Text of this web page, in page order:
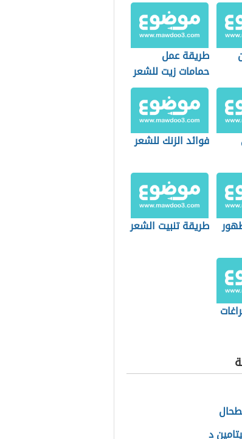
طريقة عمل
حمامات زيت للشعر
بالمنزل
فوائد الزنك للشعر
طريقة تنبيت الشعر
د